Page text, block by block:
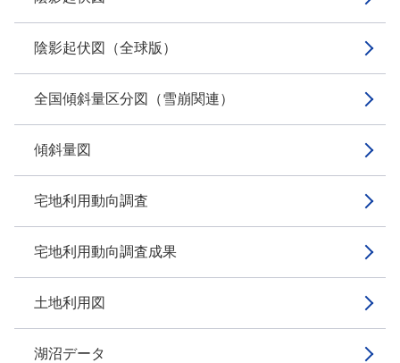
陰影起伏図（全球版）
全国傾斜量区分図（雪崩関連）
傾斜量図
宅地利用動向調査
宅地利用動向調査成果
土地利用図
湖沼データ